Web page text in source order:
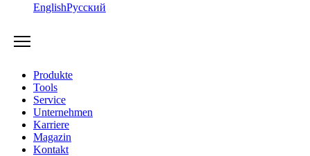
EnglishРусский
Produkte
Tools
Service
Unternehmen
Karriere
Magazin
Kontakt